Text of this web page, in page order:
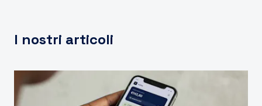
I nostri articoli